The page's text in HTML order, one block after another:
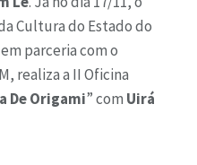
Cultura do Estado do
parceria com o
realiza a II Oficina
De Origami” com Uirá